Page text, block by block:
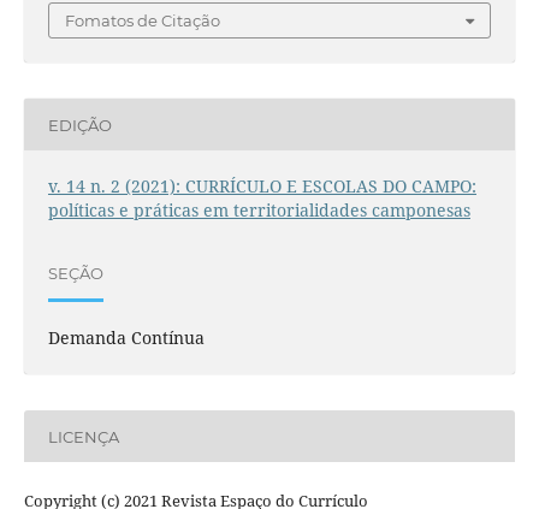
Fomatos de Citação
EDIÇÃO
v. 14 n. 2 (2021): CURRÍCULO E ESCOLAS DO CAMPO:
políticas e práticas em territorialidades camponesas
SEÇÃO
Demanda Contínua
LICENÇA
Copyright (c) 2021 Revista Espaço do Currículo